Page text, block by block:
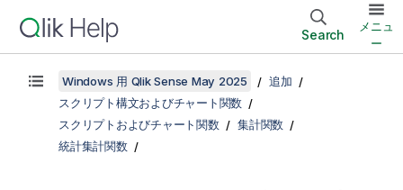
Search
メニュ
ー
Windows 用 Qlik Sense May 2025
追加
スクリプト構文およびチャート関数
スクリプトおよびチャート関数
集計関数
統計集計関数